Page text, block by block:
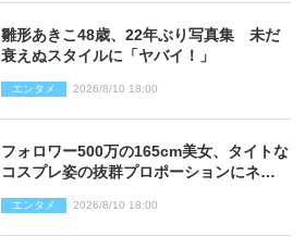
雛形あきこ48歳、22年ぶり写真集 未だ
衰えぬスタイルに「ヤバイ！」
エンタメ 2026/8/10 18:00
フォロワー500万の165cm美女、タイトな
コスプレ姿の抜群プロポーションにネッ
エンタメ 2026/8/10 18:00